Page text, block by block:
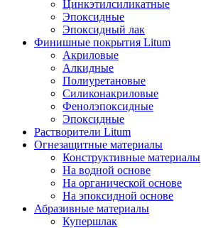
Цинкэтилсиликатные
Эпоксидные
Эпоксидный лак
Финишные покрытия Litum
Акриловые
Алкидные
Полиуретановые
Силиконакриловые
Фенолэпоксидные
Эпоксидные
Растворители Litum
Огнезащитные материалы
Конструктивные материалы
На водной основе
На органической основе
На эпоксидной основе
Абразивные материалы
Купершлак